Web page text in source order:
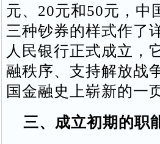
元、20元和50元，中
三种钞券的样式作了
人民银行正式成立，
融秩序、支持解放战
国金融史上崭新的一
三、成立初期的职